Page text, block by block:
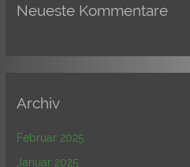
Neueste Kommentare
Archiv
Februar 2025
Januar 2025